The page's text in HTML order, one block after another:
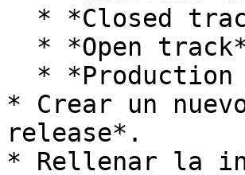
* Crear un
release*.
* Rellenar la